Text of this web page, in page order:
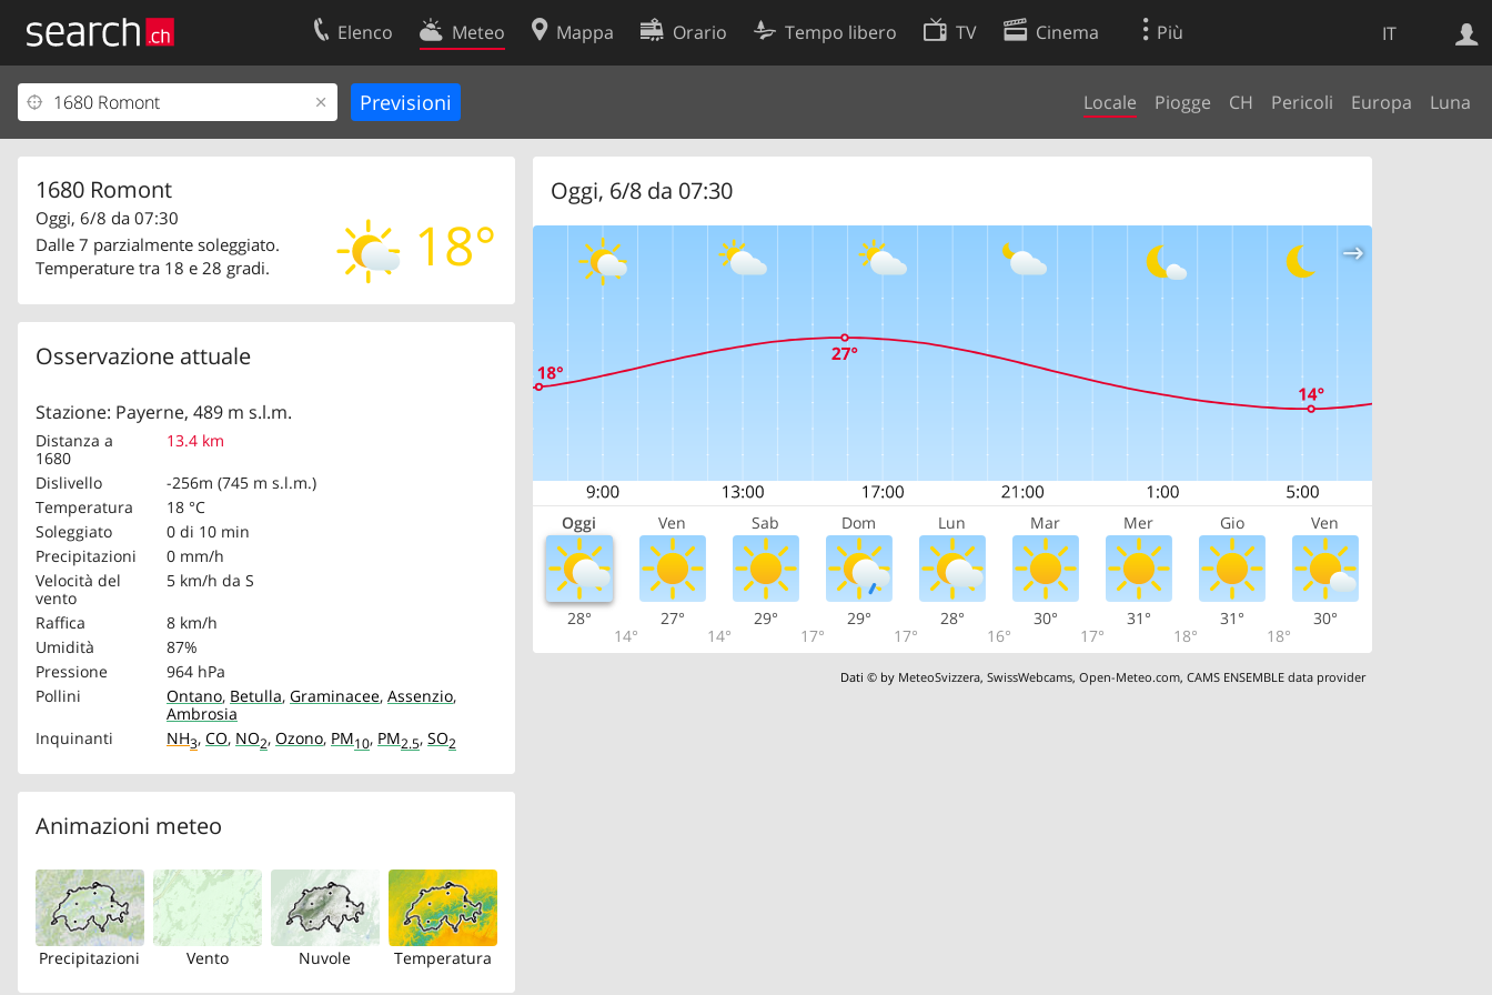
IT
Elenco Meteo Mappa Orario Tempo libero TV Cinema Più
Locale Piogge CH Pericoli Europa Luna
1680 Romont
18°
Oggi, 6/8 da 07:30
Dalle 7 parzialmente soleggiato.
Temperature tra 18 e 28 gradi.
Osservazione attuale
Stazione: Payerne, 489 m s.l.m.
Distanza a
1680
13.4 km
Dislivello
-256m (745 m s.l.m.)
Temperatura
18 °C
Soleggiato
0 di 10 min
Precipitazioni
0 mm/h
Velocità del
vento
5 km/h da S
Raffica
8 km/h
Umidità
87%
Pressione
964 hPa
Pollini
Ontano, Betulla, Graminacee, Assenzio,
Ambrosia
Inquinanti
NH3, CO, NO2, Ozono, PM10, PM2.5, SO2
Animazioni meteo
Precipitazioni Vento Nuvole Temperatura
Oggi, 6/8 da 07:30
Oggi Ven Sab Dom Lun Mar Mer Gio Ven
28°
14°
27°
14°
29°
17°
29°
17°
28°
16°
30°
17°
31°
18°
31°
18°
30°
Dati © by MeteoSvizzera,SwissWebcams,Open-Meteo.com,CAMS ENSEMBLE data provider
Ricerca Web
Il vostro profolio
Area clienti
Contatti
Condizioni d’uso
Preferenze cookie